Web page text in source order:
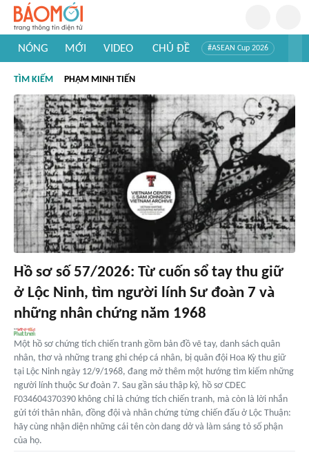
NÓNG MỚI VIDEO CHỦ ĐỀ #ASEAN Cup 2026
#Khám phá thế giới
TÌM KIẾM PHẠM MINH TIẾN
Hồ sơ số 57/2026: Từ cuốn sổ tay thu giữ
ở Lộc Ninh, tìm người lính Sư đoàn 7 và
những nhân chứng năm 1968
Một hồ sơ chứng tích chiến tranh gồm bản đồ vẽ tay, danh sách quân
nhân, thơ và những trang ghi chép cá nhân, bị quân đội Hoa Kỳ thu giữ
tại Lộc Ninh ngày 12/9/1968, đang mở thêm một hướng tìm kiếm những
người lính thuộc Sư đoàn 7. Sau gần sáu thập kỷ, hồ sơ CDEC
F034604370390 không chỉ là chứng tích chiến tranh, mà còn là lời nhắn
gửi tới thân nhân, đồng đội và nhân chứng từng chiến đấu ở Lộc Thuận:
hãy cùng nhận diện những cái tên còn dang dở và làm sáng tỏ số phận
của họ.